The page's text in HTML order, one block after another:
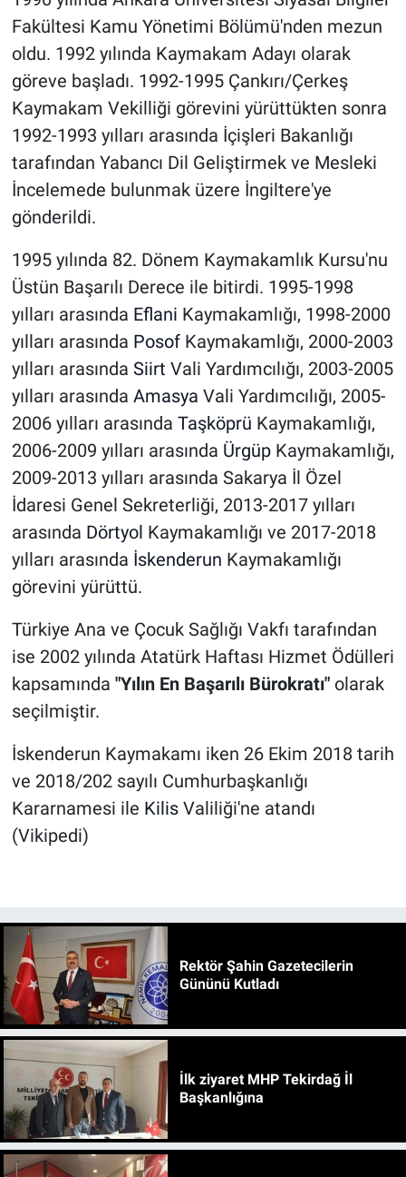
Fakültesi Kamu Yönetimi Bölümü'nden mezun
oldu. 1992 yılında Kaymakam Adayı olarak
göreve başladı. 1992-1995 Çankırı/Çerkeş
Kaymakam Vekilliği görevini yürüttükten sonra
1992-1993 yılları arasında İçişleri Bakanlığı
tarafından Yabancı Dil Geliştirmek ve Mesleki
İncelemede bulunmak üzere İngiltere'ye
gönderildi.
1995 yılında 82. Dönem Kaymakamlık Kursu'nu
Üstün Başarılı Derece ile bitirdi. 1995-1998
yılları arasında Eflani Kaymakamlığı, 1998-2000
yılları arasında PosofKaymakamlığı, 2000-2003
yılları arasında Siirt Vali Yardımcılığı, 2003-2005
yılları arasında Amasya Vali Yardımcılığı, 2005-
2006 yılları arasında Taşköprü Kaymakamlığı,
2006-2009 yılları arasında ÜrgüpKaymakamlığı,
2009-2013 yılları arasında Sakarya İl Özel
İdaresi Genel Sekreterliği, 2013-2017 yılları
arasında Dörtyol Kaymakamlığı ve 2017-2018
yılları arasında İskenderun Kaymakamlığı
görevini yürüttü.
Türkiye Ana ve Çocuk Sağlığı Vakfı tarafından
ise 2002 yılında Atatürk Haftası Hizmet Ödülleri
kapsamında "Yılın En Başarılı Bürokratı"olarak
seçilmiştir.
İskenderun Kaymakamı iken 26 Ekim 2018 tarih
ve 2018/202 sayılı Cumhurbaşkanlığı
Kararnamesi ile KilisValiliği'ne atandı
(Vikipedi)
Rektör Şahin Gazetecilerin
Gününü Kutladı
İlk ziyaret MHP Tekirdağ İl
Başkanlığına